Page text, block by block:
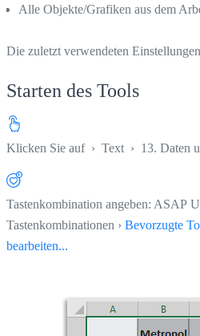
Alle Objekte/Grafiken aus dem
Die zuletzt verwendeten
Starten des Tools
Klicken Sie auf › Text › 13. Daten
Tastenkombination angeben: ASAP
Tastenkombinationen › Bevorzugte
bearbeiten...